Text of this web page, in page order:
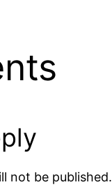
not be published.